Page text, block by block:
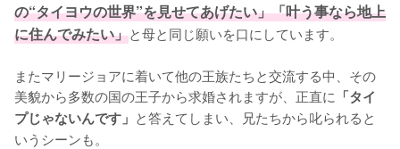
の“タイヨウの世界”を見せてあげたい」「叶う事なら地上
に住んでみたい」と母と同じ願いを口にしています。
またマリージョアに着いて他の王族たちと交流する中、その
美貌から多数の国の王子から求婚されますが、正直に 「タイ
プじゃないんです」 と答えてしまい、兄たちから叱られると
いうシーンも。